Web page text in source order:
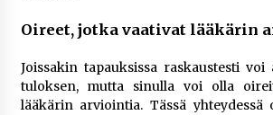
Oireet, jotka vaativat lääkärin
Joissakin tapauksissa raskaustesti
tuloksen, mutta sinulla voi olla
lääkärin arviointia. Tässä yhteydessä